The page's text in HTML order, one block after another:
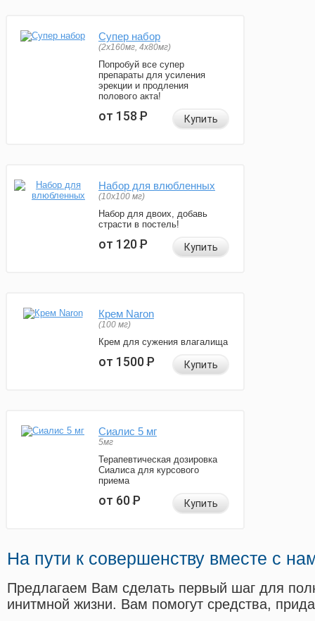
Супер набор
(2х160мг, 4х80мг)
Попробуй все супер
препараты для усиления
эрекции и продления
полового акта!
от 158Р Купить
Набор для влюбленных
(10х100 мг)
Набор для двоих, добавь
страсти в постель!
от 120Р Купить
Крем Naron
(100 мг)
Крем для сужения влагалища
от 1500Р Купить
Сиалис 5 мг
5мг
Терапевтическая дозировка
Сиалиса для курсового
приема
от 60Р Купить
На пути к совершенству вместе с
Предлагаем Вам сделать первый шаг для
инитмной жизни. Вам помогут средства,